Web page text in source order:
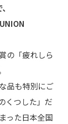
の「疲れしら
品も特別にご
くつした」だ
った日本全国